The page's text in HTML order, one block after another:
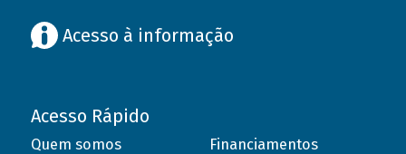
Acesso à informação
Acesso Rápido
Quem somos
Financiamentos